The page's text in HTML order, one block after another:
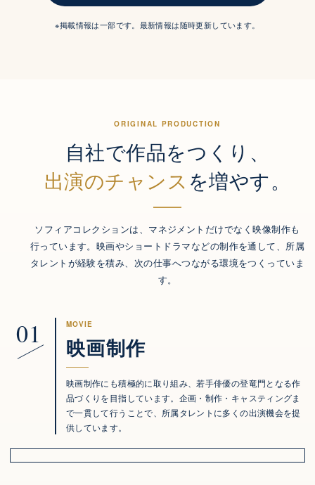
※掲載情報は一部です。最新情報は随時更新しています。
ORIGINAL PRODUCTION
自社で作品をつくり、
出演のチャンス を増やす。
ソフィアコレクションは、マネジメントだけでなく映像制作も
行っています。映画やショートドラマなどの制作を通して、所属
タレントが経験を積み、次の仕事へつながる環境をつくっていま
す。
01 MOVIE
映画制作
映画制作にも積極的に取り組み、若手俳優の登竜門となる作
品づくりを目指しています。企画・制作・キャスティングま
で一貫して行うことで、所属タレントに多くの出演機会を提
供しています。